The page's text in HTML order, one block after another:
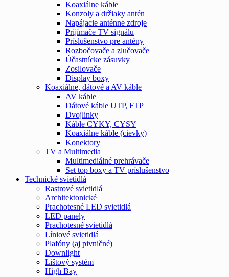
Koaxiálne káble
Konzoly a držiaky antén
Napájacie anténne zdroje
Prijímače TV signálu
Príslušenstvo pre antény
Rozbočovače a zlučovače
Účastnícke zásuvky
Zosilovače
Display boxy
Koaxiálne, dátové a AV káble
AV káble
Dátové káble UTP, FTP
Dvojlinky
Káble CYKY, CYSY
Koaxiálne káble (cievky)
Konektory
TV a Multimedia
Multimediálné prehrávače
Set top boxy a TV príslušenstvo
Technické svietidlá
Rastrové svietidlá
Architektonické
Prachotesné LED svietidlá
LED panely
Prachotesné svietidlá
Líniové svietidlá
Plafóny (aj pivničné)
Downlight
Lištový systém
High Bay